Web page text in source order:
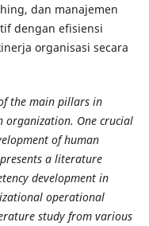
dan manajemen
dengan efisiensi
organisasi secara
the main pillars in
organization. One crucial
of human
a literature
development in
operational
study from various